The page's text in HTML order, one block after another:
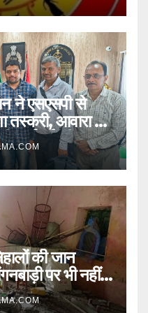
ने एसएसपी से
तस्करी, आवारा पशु
कार्रवाई की मांग
की जान
पर भी नहीं